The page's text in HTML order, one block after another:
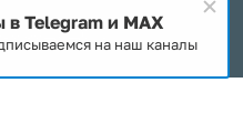
защищены
в Telegram и MAX
на наш каналы